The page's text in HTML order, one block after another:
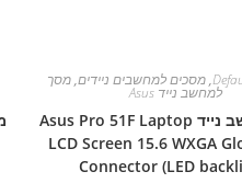
,מסכים למחשבים ניידים,מסך
למחשב נייד Asus
מסך למחשב נייד Asus Pro 51F Laptop
LCD Screen 15.6 WXGA
Connector (LED